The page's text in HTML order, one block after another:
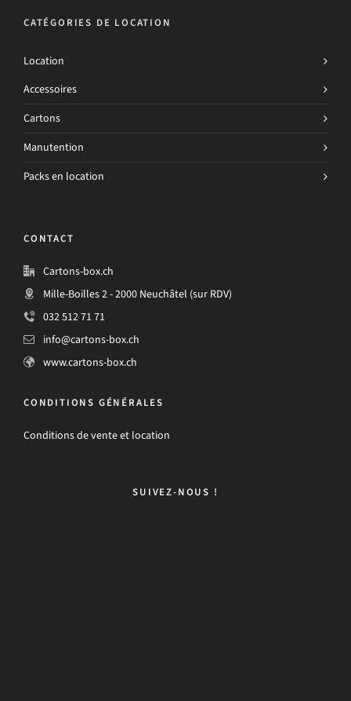
CATÉGORIES DE LOCATION
Location
Accessoires
Cartons
Manutention
Packs en location
CONTACT
Cartons-box.ch
Mille-Boilles 2 - 2000 Neuchâtel (sur RDV)
032 512 71 71
info@cartons-box.ch
www.cartons-box.ch
CONDITIONS GÉNÉRALES
Conditions de vente et location
SUIVEZ-NOUS !